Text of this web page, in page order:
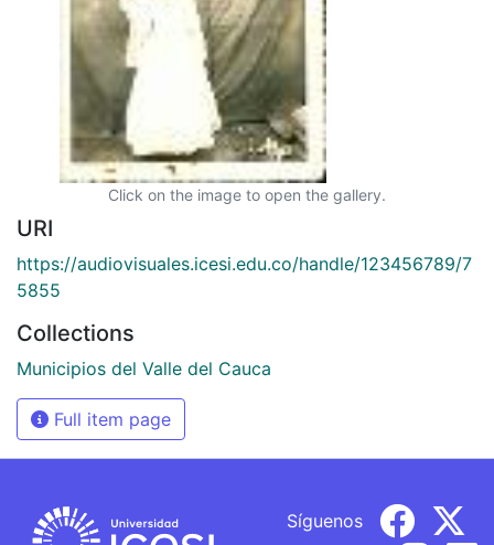
Click on the image to open the gallery.
URI
https://audiovisuales.icesi.edu.co/handle/123456789/7
5855
Collections
Municipios del Valle del Cauca
Full item page
Síguenos